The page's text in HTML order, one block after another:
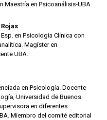
Maestría en Psicoanálisis-UBA.
en Psicología Clínica con
Magíster en
UBA.
en Psicología. Docente
Universidad de Buenos
en diferentes
Miembro del comité editorial